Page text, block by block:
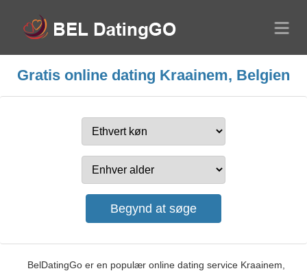
Gratis online dating Kraainem, Belgien
BelDatingGo er en populær online dating service Kraainem,